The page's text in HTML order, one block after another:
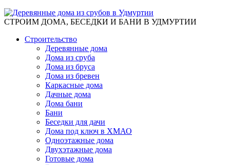
СТРОИМ ДОМА, БЕСЕДКИ И БАНИ В УДМУРТИИ
Строительство
Деревянные дома
Дома из сруба
Дома из бруса
Дома из бревен
Каркасные дома
Дачные дома
Дома бани
Бани
Беседки для дачи
Дома под ключ в ХМАО
Одноэтажные дома
Двухэтажные дома
Готовые дома